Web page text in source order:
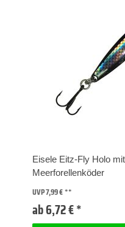
Eisele Eitz-Fly Holo
Meerforellenköder
UVP 7,99 €
ab 6,72 € *